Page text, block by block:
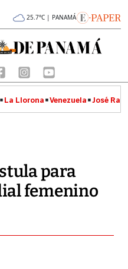
25.7°C | PANAMÁ
La Llorona Venezuela José
para
femenino